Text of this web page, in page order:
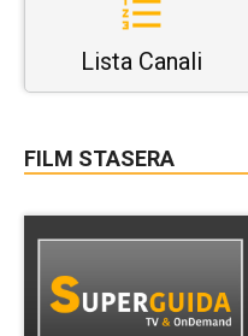
Lista Canali
FILM STASERA